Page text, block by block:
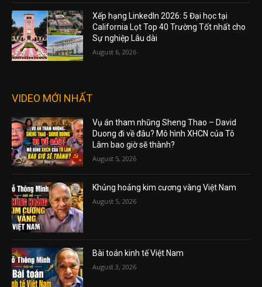
Xếp hạng LinkedIn 2026: 5 Đại học tại
California Lọt Top 40 Trường Tốt nhất cho
Sự nghiệp Lâu dài
August 6, 2026
VIDEO MỚI NHẤT
Vụ án tham nhũng Sheng Thao – David
Duong đi về đâu? Mô hình XHCN của Tô
Lâm bao giờ sẽ thành?
August 5, 2026
Khủng hoảng kim cương vàng Việt Nam
August 5, 2026
Bài toán kinh tế Việt Nam
August 3, 2026